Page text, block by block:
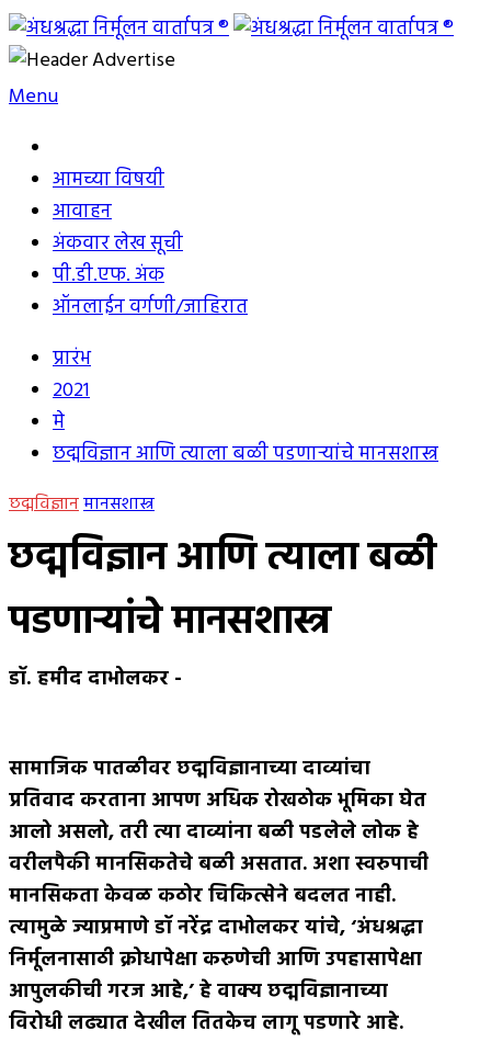
Skip
to
content
अंधश्रद्धा निर्मूलन वार्तापत्र ®
महाराष्ट्र अंधश्रद्धा निर्मूलन समिती™चे मुखपत्र
Menu
आमच्या विषयी
आवाहन
अंकवार लेख सूची
पी.डी.एफ. अंक
ऑनलाईन वर्गणी/जाहिरात
प्रारंभ
2021
मे
छद्मविज्ञान आणि त्याला बळी पडणार्‍यांचे मानसशास्त्र
छद्मविज्ञानमानसशास्त्र
छद्मविज्ञान आणि त्याला बळी
पडणार्‍यांचे मानसशास्त्र
डॉ. हमीद दाभोलकर -
सामाजिक पातळीवर छद्मविज्ञानाच्या दाव्यांचा
प्रतिवाद करताना आपण अधिक रोखठोक भूमिका घेत
आलो असलो,तरी त्या दाव्यांना बळी पडलेले लोक हे
वरीलपैकी मानसिकतेचे बळी असतात. अशा स्वरुपाची
मानसिकता केवळ कठोर चिकित्सेने बदलत नाही.
त्यामुळे ज्याप्रमाणे डॉ नरेंद्र दाभोलकर यांचे, ‘अंधश्रद्धा
निर्मूलनासाठी क्रोधापेक्षा करुणेची आणि उपहासापेक्षा
आपुलकीची गरज आहे,’हे वाक्य छद्मविज्ञानाच्या
विरोधी लढ्यात देखील तितकेच लागू पडणारे आहे.